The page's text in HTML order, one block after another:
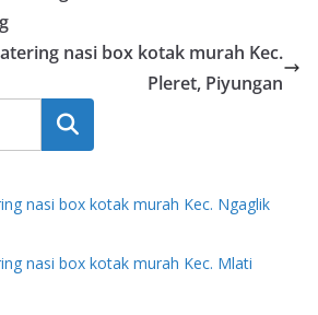
nasi box kotak murah Kec.
Pleret, Piyungan
Search
nasi box kotak murah Kec. Ngaglik
nasi box kotak murah Kec. Mlati